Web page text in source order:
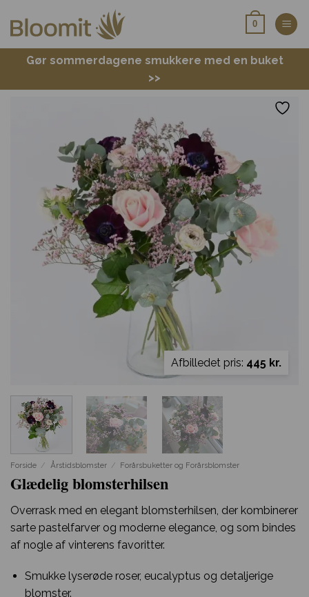
0
Gør sommerdagene smukkere med en buket
>>
Afbilledet pris: 445 kr.
Forside / Årstidsblomster / Forårsbuketter og Forårsblomster
Glædelig blomsterhilsen
Overrask med en elegant blomsterhilsen, der kombinerer
sarte pastelfarver og moderne elegance, og som bindes
af nogle af vinterens favoritter.
Smukke lyserøde roser, eucalyptus og detaljerige
blomster.